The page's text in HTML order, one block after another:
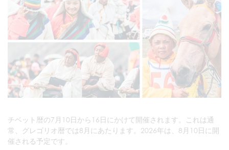
チベット暦の7月10日から16日にかけて開催されます。これは通
常、グレゴリオ暦では8月にあたります。2026年は、8月10日に開
催される予定です。